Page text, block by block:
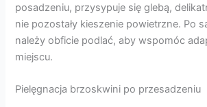
posadzeniu, przysypuje się glebą,
nie pozostały kieszenie powietrzne. Po
należy obficie podlać, aby wspomóc
miejscu.
Pielęgnacja brzoskwini po przesadzeniu